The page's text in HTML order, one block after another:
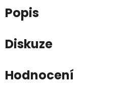
Popis
Diskuze
Hodnocení